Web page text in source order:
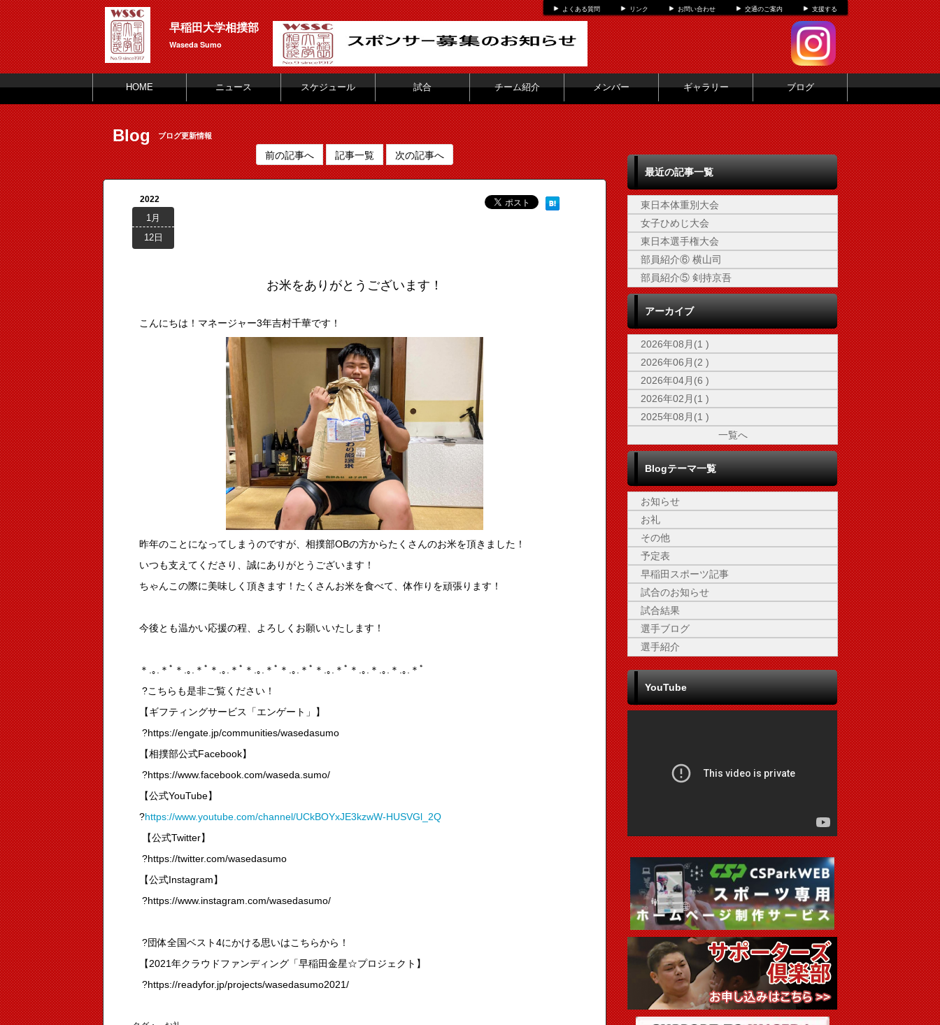
よくある質問 リンク お問い合わせ 交通のご案内 支援する
早稲田大学相撲部
Waseda Sumo
HOME ニュース スケジュール 試合 チーム紹介 メンバー ギャラリー ブログ
Blog ブログ更新情報
前の記事へ 記事一覧 次の記事へ
2022
1月
12日
お米をありがとうございます！
こんにちは！マネージャー3年吉村千華です！
昨年のことになってしまうのですが、相撲部OBの方からたくさんのお米を頂きました！
いつも支えてくださり、誠にありがとうございます！
ちゃんこの際に美味しく頂きます！たくさんお米を食べて、体作りを頑張ります！
今後とも温かい応援の程、よろしくお願いいたします！
＊.｡.＊ﾟ＊.｡.＊ﾟ＊.｡.＊ﾟ＊.｡.＊ﾟ＊.｡.＊ﾟ＊.｡.＊ﾟ＊.｡.＊.｡.＊.｡.＊ﾟ
?こちらも是非ご覧ください！
【ギフティングサービス「エンゲート」】
?https://engate.jp/communities/wasedasumo
【相撲部公式Facebook】
?https://www.facebook.com/waseda.sumo/
【公式YouTube】
?https://www.youtube.com/channel/UCkBOYxJE3kzwW-HUSVGl_2Q
【公式Twitter】
?https://twitter.com/wasedasumo
【公式Instagram】
?https://www.instagram.com/wasedasumo/
?団体全国ベスト4にかける思いはこちらから！
【2021年クラウドファンディング「早稲田金星☆プロジェクト】
?https://readyfor.jp/projects/wasedasumo2021/
最近の記事一覧
東日本体重別大会
女子ひめじ大会
東日本選手権大会
部員紹介⑥ 横山司
部員紹介⑤ 剣持京吾
アーカイブ
2026年08月(1 )
2026年06月(2 )
2026年04月(6 )
2026年02月(1 )
2025年08月(1 )
一覧へ
Blogテーマ一覧
お知らせ
お礼
その他
予定表
早稲田スポーツ記事
試合のお知らせ
試合結果
選手ブログ
選手紹介
YouTube